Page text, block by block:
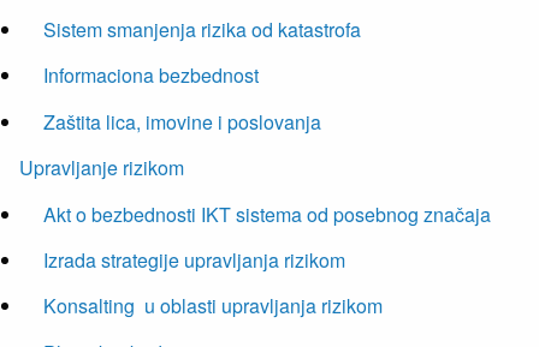
Sistem smanjenja rizika od katastrofa
Informaciona bezbednost
Zaštita lica, imovine i poslovanja
Upravljanje rizikom
Akt o bezbednosti IKT sistema od posebnog značaja
Izrada strategije upravljanja rizikom
Konsalting u oblasti upravljanja rizikom